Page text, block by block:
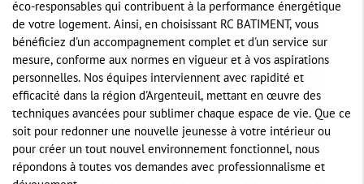
éco-responsables qui contribuent à la performance énergétique
de votre logement. Ainsi, en choisissant RC BATIMENT, vous
bénéficiez d'un accompagnement complet et d'un service sur
mesure, conforme aux normes en vigueur et à vos aspirations
personnelles. Nos équipes interviennent avec rapidité et
efficacité dans la région d'Argenteuil, mettant en œuvre des
techniques avancées pour sublimer chaque espace de vie. Que ce
soit pour redonner une nouvelle jeunesse à votre intérieur ou
pour créer un tout nouvel environnement fonctionnel, nous
répondons à toutes vos demandes avec professionnalisme et